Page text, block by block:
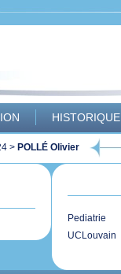
HISTORIQUE
> POLLÉ Olivier
Pediatrie
UCLouvain